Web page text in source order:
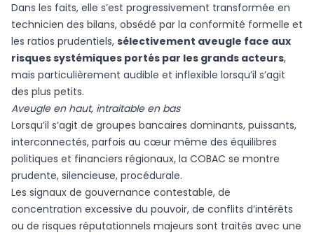
Dans les faits, elle s’est progressivement transformée en
technicien des bilans, obsédé par la conformité formelle et
les ratios prudentiels, sélectivement aveugle face aux
risques systémiques portés par les grands acteurs,
mais particulièrement audible et inflexible lorsqu’il s’agit
des plus petits.
Aveugle en haut, intraitable en bas
Lorsqu’il s’agit de groupes bancaires dominants, puissants,
interconnectés, parfois au cœur même des équilibres
politiques et financiers régionaux, la COBAC se montre
prudente, silencieuse, procédurale.
Les signaux de gouvernance contestable, de
concentration excessive du pouvoir, de conflits d’intérêts
ou de risques réputationnels majeurs sont traités avec une